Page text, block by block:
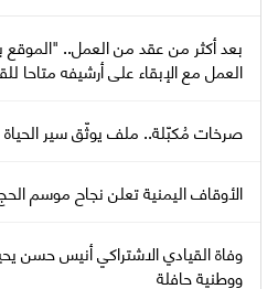
بعد أكثر من عقد من العمل..
العمل مع الإبقاء على أرشيفه متاحا
صرخات مُكبّلة.. ملف يوثّق سير
الأوقاف اليمنية تعلن نجاح موسم الحج
وفاة القيادي الاشتراكي أنيس حسن
ووطنية حافلة